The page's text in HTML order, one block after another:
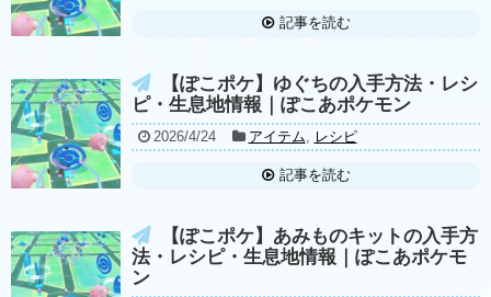
記事を読む
【ぽこポケ】ゆぐちの入手方法・レシ
ピ・生息地情報｜ぽこあポケモン
2026/4/24 アイテム, レシピ
記事を読む
【ぽこポケ】あみものキットの入手方
法・レシピ・生息地情報｜ぽこあポケモ
ン